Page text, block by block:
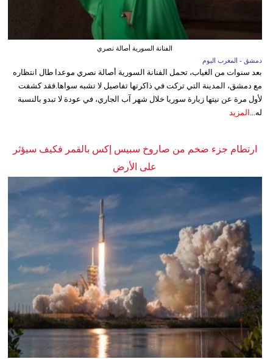
الفنانة السورية أصالة نصري
دمشق - المغرب اليوم
بعد سنوات من الغياب، تحمل الفنانة السورية أصالة نصري موعدا طال انتظاره
مع دمشق، المدينة التي تركت في ذاكرتها تفاصيل لا تشبه سواها.فقد كشفت
لأول مرة عن نيتها زيارة سوريا خلال شهر آب الجاري، في عودة لا تبدو بالنسبة
له... المزيد
ارتطام جزء ضخم من صاروخ سبيس إكس بالقمر فكيف سيؤثر
على الأرض